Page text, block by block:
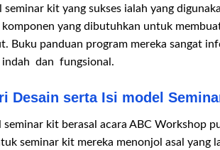
seminar kit yang sukses ialah yang
yang dibutuhkan untuk
Buku panduan program mereka sangat
indah dan fungsional.
Desain serta Isi model
seminar kit berasal acara ABC Workshop
seminar kit mereka menonjol asal yang